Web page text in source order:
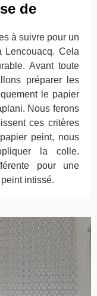
de
à suivre pour un
Cela
Avant toute
préparer les
le papier
Nous ferons
ces critères
peint, nous
la colle.
pour une
intissé.